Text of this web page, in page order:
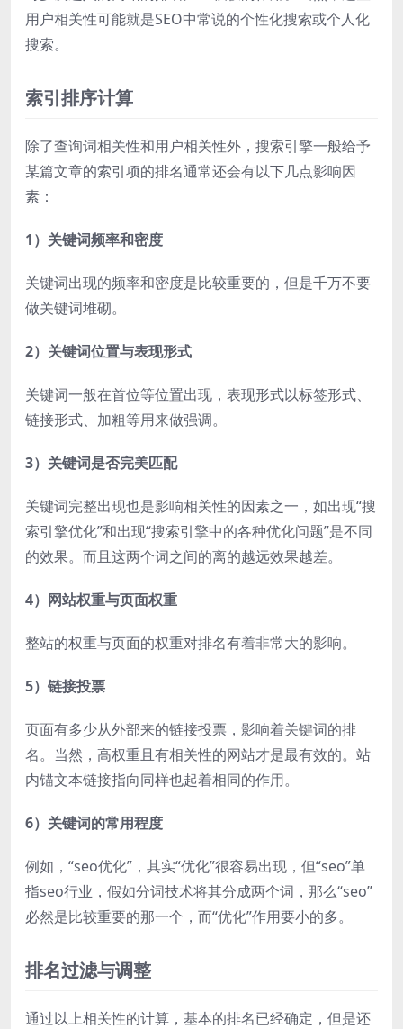
用户相关性可能就是SEO中常说的个性化搜索或个人化
搜索。
索引排序计算
除了查询词相关性和用户相关性外，搜索引擎一般给予
某篇文章的索引项的排名通常还会有以下几点影响因
素：
1）关键词频率和密度
关键词出现的频率和密度是比较重要的，但是千万不要
做关键词堆砌。
2）关键词位置与表现形式
关键词一般在首位等位置出现，表现形式以标签形式、
链接形式、加粗等用来做强调。
3）关键词是否完美匹配
关键词完整出现也是影响相关性的因素之一，如出现“搜
索引擎优化”和出现“搜索引擎中的各种优化问题”是不同
的效果。而且这两个词之间的离的越远效果越差。
4）网站权重与页面权重
整站的权重与页面的权重对排名有着非常大的影响。
5）链接投票
页面有多少从外部来的链接投票，影响着关键词的排
名。当然，高权重且有相关性的网站才是最有效的。站
内锚文本链接指向同样也起着相同的作用。
6）关键词的常用程度
例如，“seo优化”，其实“优化”很容易出现，但“seo”单
指seo行业，假如分词技术将其分成两个词，那么“seo”
必然是比较重要的那一个，而“优化”作用要小的多。
排名过滤与调整
通过以上相关性的计算，基本的排名已经确定，但是还